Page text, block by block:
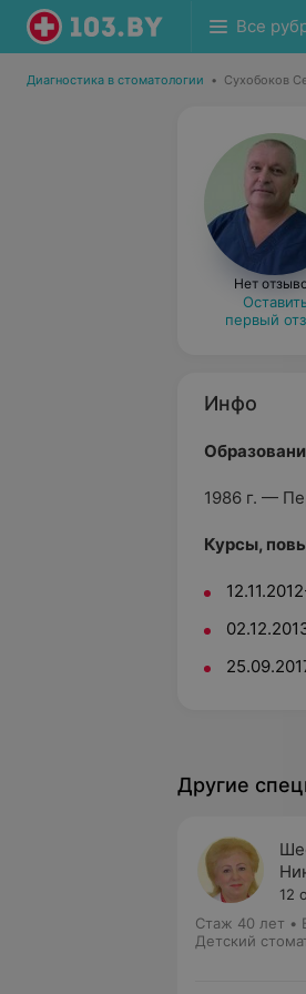
Все
Диагностика в стоматологии • Сухобоков
Нет
первый
Инфо
1986 г. —
Курсы,
Другие
12
Стаж 40 лет •
Детский